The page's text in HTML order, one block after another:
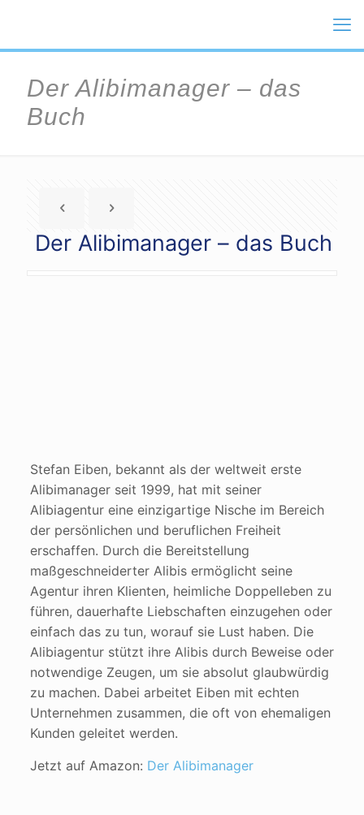
Der Alibimanager – das
Buch
Der Alibimanager – das Buch
Stefan Eiben, bekannt als der weltweit erste
Alibimanager seit 1999, hat mit seiner
Alibiagentur eine einzigartige Nische im Bereich
der persönlichen und beruflichen Freiheit
erschaffen. Durch die Bereitstellung
maßgeschneiderter Alibis ermöglicht seine
Agentur ihren Klienten, heimliche Doppelleben zu
führen, dauerhafte Liebschaften einzugehen oder
einfach das zu tun, worauf sie Lust haben. Die
Alibiagentur stützt ihre Alibis durch Beweise oder
notwendige Zeugen, um sie absolut glaubwürdig
zu machen. Dabei arbeitet Eiben mit echten
Unternehmen zusammen, die oft von ehemaligen
Kunden geleitet werden​.
Jetzt auf Amazon: Der Alibimanager